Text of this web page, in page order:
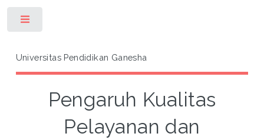
Universitas Pendidikan Ganesha
Pengaruh Kualitas
Pelayanan dan